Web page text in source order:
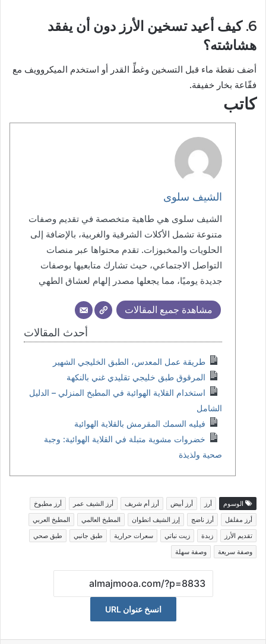
6. كيف أعيد تسخين الأرز دون أن يفقد
هشاشته؟
أضف نقطة ماء قبل التسخين وغطِّ القدر أو استخدم الميكروويف مع
فقّاعة بخار خفيفة.
كاتب
الشيف سلوى
الشيف سلوى هي طاهية متخصصة في تقديم وصفات
متنوعة تشمل الأكلات الشرقية والغربية، بالإضافة إلى
الحلويات والمخبوزات. تقدم محتواها عبر منصات
التواصل الاجتماعي، حيث تشارك متابعيها بوصفات
جديدة يوميًا، مما يجعلها مصدر إلهام لعشاق الطهي
مشاهدة جميع المقالات
أحدث المقالات
طريقة عمل المعدس، الطبق الخليجي الشهير
المرقوق طبق خليجي تقليدي غني بالنكهة
استخدام القلاية الهوائية في المطبخ المنزلي – الدليل
الشامل
فيليه السمك المقرمش بالقلاية الهوائية
خضروات مشوية متبلة في القلاية الهوائية: وجبة
صحية ولذيذة
الوسوم أرز أرز أبيض أرز أم شريف أرز الشيف عمر
أرز مطبوخ
أرز مفلفل
أرز ناضج إرز الشيف انطوان المطبخ العالمي
المطبخ العربي
تقديم الأرز
زبدة زيت نباتي سعرات حرارية طبق جانبي
طبق صحي
وصفة سريعة
وصفة سهلة
انسخ عنوان URL